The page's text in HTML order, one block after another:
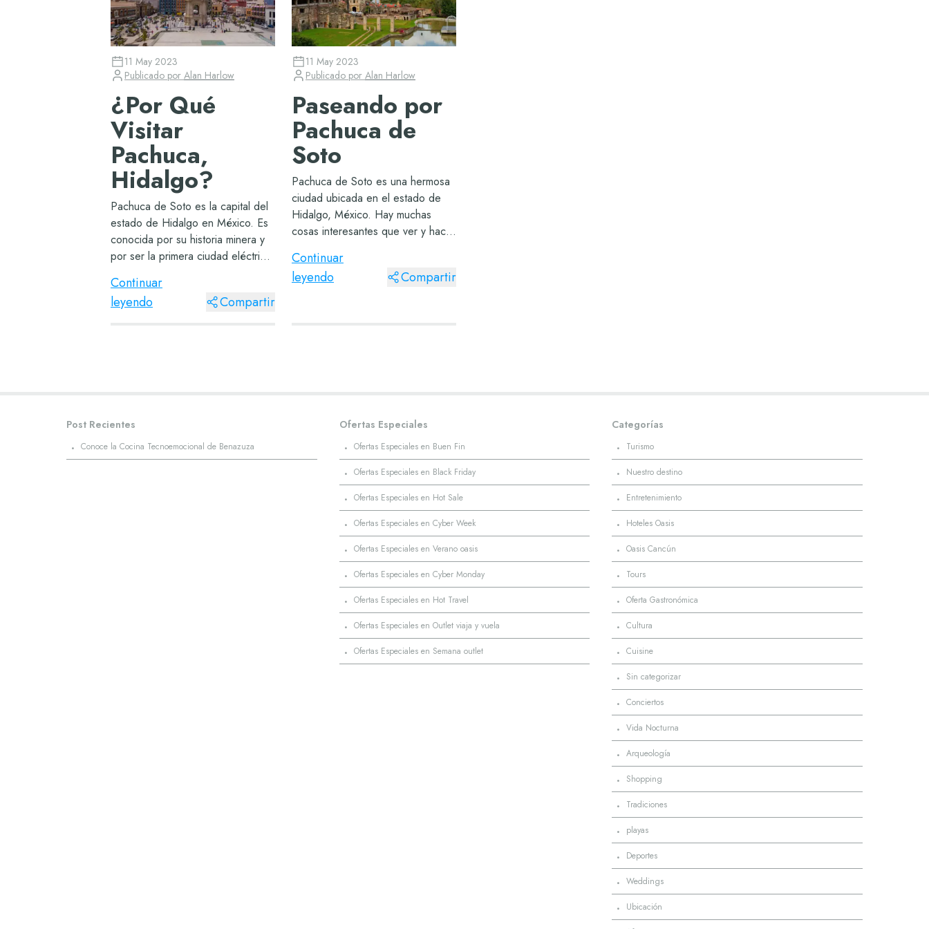
11 May 2023
Publicado por Alan Harlow
¿Por Qué
Visitar
Pachuca,
Hidalgo?
Pachuca de Soto es la capital del
estado de Hidalgo en México. Es
conocida por su historia minera y
por ser la primera ciudad eléctrica
interés en la ciudad incluyen el
Reloj Monumental, el Palacio
Continuar
leyendo
Compartir
11 May 2023
Publicado por Alan Harlow
Paseando por
Pachuca de
Soto
Pachuca de Soto es una hermosa
ciudad ubicada en el estado de
Hidalgo, México. Hay muchas
cosas interesantes que ver y hacer
recomendaciones para pasear por
la ciudad: Visita el Reloj
Continuar
leyendo
Compartir
Post Recientes
· Conoce la Cocina Tecnoemocional de Benazuza
Ofertas Especiales
· Ofertas Especiales en Buen Fin
· Ofertas Especiales en Black Friday
· Ofertas Especiales en Hot Sale
· Ofertas Especiales en Cyber Week
· Ofertas Especiales en Verano oasis
· Ofertas Especiales en Cyber Monday
· Ofertas Especiales en Hot Travel
· Ofertas Especiales en Outlet viaja y vuela
· Ofertas Especiales en Semana outlet
Categorías
· Turismo
· Nuestro destino
· Entretenimiento
· Hoteles Oasis
· Oasis Cancún
· Tours
· Oferta Gastronómica
· Cultura
· Cuisine
· Sin categorizar
· Conciertos
· Vida Nocturna
· Arqueología
· Shopping
· Tradiciones
· playas
· Deportes
· Weddings
· Ubicación